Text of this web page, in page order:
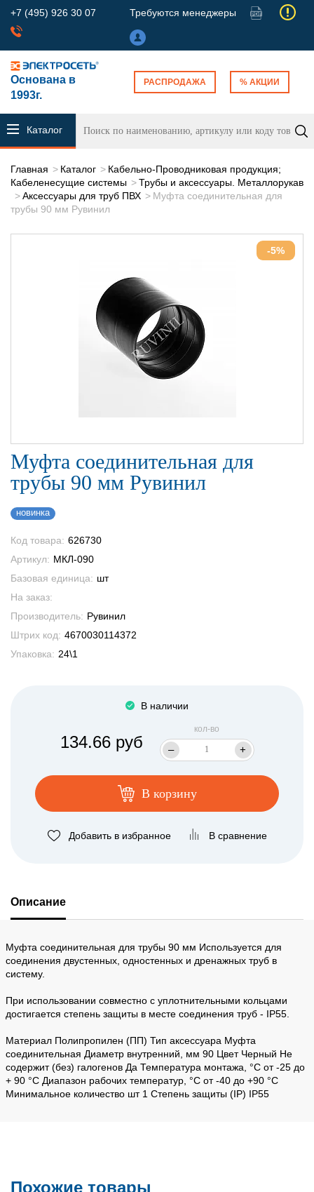
+7 (495) 926 30 07 Требуются менеджеры
Основана в
1993г.
РАСПРОДАЖА % АКЦИИ
Каталог
Главная Каталог
Кабельно-Проводниковая продукция;
Кабеленесущие системы
Трубы и аксессуары. Металлорукав
Аксессуары для труб ПВХ
Муфта соединительная для
трубы 90 мм Рувинил
-5%
Муфта соединительная для
трубы 90 мм Рувинил
новинка
Код товара: 626730
Артикул: МКЛ-090
Базовая единица: шт
На заказ:
Производитель: Рувинил
Штрих код: 4670030114372
Упаковка: 24\1
В наличии
134.66 руб
кол-во
– +
В корзину
Добавить в избранное В сравнение
Описание
Муфта соединительная для трубы 90 мм Используется для
соединения двустенных, одностенных и дренажных труб в
систему.
При использовании совместно с уплотнительными кольцами
достигается степень защиты в месте соединения труб - IP55.
Материал Полипропилен (ПП) Тип аксессуара Муфта
соединительная Диаметр внутренний, мм 90 Цвет Черный Не
содержит (без) галогенов Да Температура монтажа, °С от -25 до
+ 90 °С Диапазон рабочих температур, °С от -40 до +90 °С
Минимальное количество шт 1 Степень защиты (IP) IP55
Похожие товары